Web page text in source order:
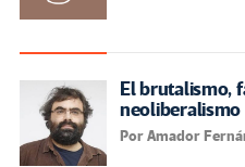
El brutalismo,
neoliberalismo
Por Amador